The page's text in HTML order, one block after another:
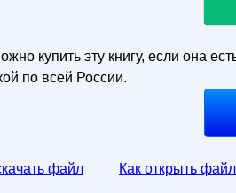
купить эту книгу, если она
по всей России.
файл Как открыть файл